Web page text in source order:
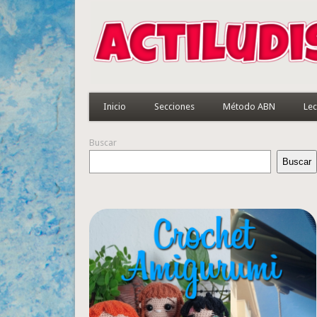
Inicio Secciones Método ABN
Buscar
Buscar